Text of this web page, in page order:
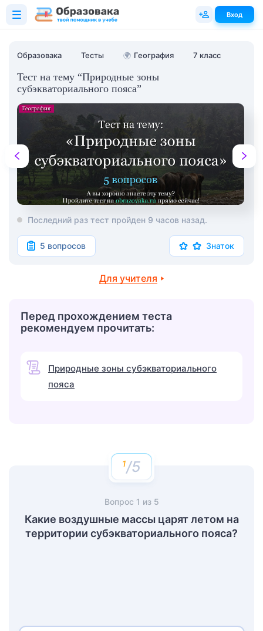
Образовака Тесты 🌍 География 7 класс
Тест на тему “Природные зоны
субэкваториального пояса”
Последний раз тест пройден 9 часов назад.
5 вопросов Знаток
Для учителя
Перед прохождением теста
рекомендуем прочитать:
Природные зоны субэкваториального
пояса
/5
Вопрос 1 из 5
Какие воздушные массы царят летом на
территории субэкваториального пояса?
Вход